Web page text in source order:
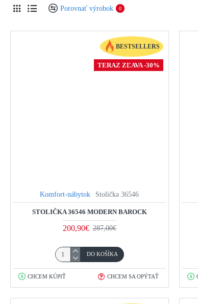
Porovnať výrobok 0
BESTSELLERS
TERAZ ZĽAVA -30%
Komfort-nábytok Stolička 36546
STOLIČKA 36546 MODERN BAROCK
200,90€ 287,00€
DO KOŠÍKA
CHCEM KÚPIŤ CHCEM SA OPÝTAŤ